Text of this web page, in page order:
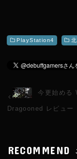
PlayStation4
今更始め
Dragooned レビュ
RECOMMEND